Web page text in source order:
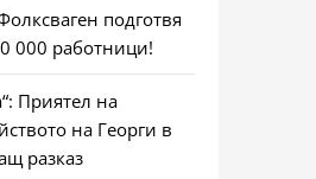
подготвя
000 работници!
Приятел на
на Георги в
разказ